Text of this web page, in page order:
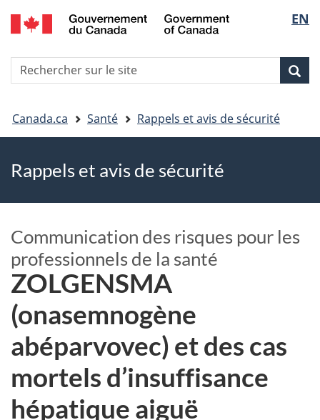
Skip
to
Skip
to
Passer
à
HTML
de
la
EN
Recherche
Vous
êtes
ici
Canada.ca Santé Rappels et avis de sécurité
Rappels et avis de sécurité
Communication des risques pour les
professionnels de la santé
ZOLGENSMA
(onasemnogène
abéparvovec) et des cas
mortels d’insuffisance
hépatique aiguë